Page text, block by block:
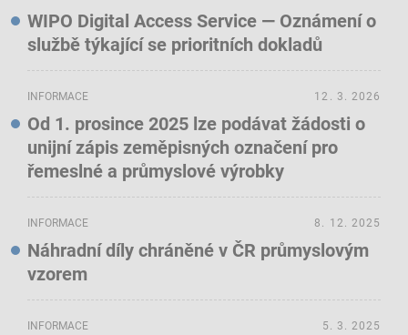
WIPO Digital Access Service — Oznámení o
službě týkající se prioritních dokladů
INFORMACE
Od 1. prosince 2025 lze podávat žádosti o
unijní zápis zeměpisných označení pro
řemeslné a průmyslové výrobky
12. 3. 2026
INFORMACE
Náhradní díly chráněné v ČR průmyslovým
vzorem
8. 12. 2025
INFORMACE 5. 3. 2025